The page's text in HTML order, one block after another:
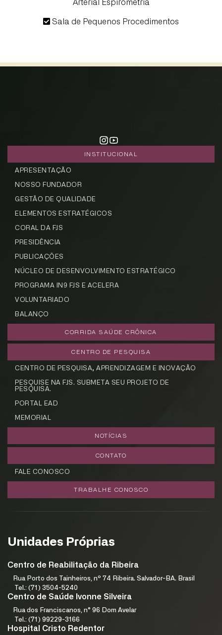
Arterial Espirometria
Sala de Pequenos Procedimentos
INSTITUCIONAL
APRESENTAÇÃO
NOSSO FUNDADOR
GESTÃO DE QUALIDADE
ELEMENTOS ESTRATÉGICOS
CORAL DA FJS
PRESIDÊNCIA
PUBLICAÇÕES
NÚCLEO DE DESENVOLVIMENTO ESTRATÉGICO
PROGRAMA IN9 FJS E ACELERA
VOLUNTARIADO
BALANÇO
CORRIDA SAÚDE CRÔNICA
CENTRO DE PESQUISA
CENTRO DE PESQUISA, APRENDIZAGEM E INOVAÇÃO
PESQUISE NA FJS. SUBMETA SEU PROJETO DE
PESQUISA.
PORTAL EAD
MEMORIAL
NOTÍCIAS
CONTATO
FALE CONOSCO
TRABALHE CONOSCO
Unidades Próprias
Centro de Reabilitação da Ribeira
Rua Porto dos Tainheiros, nº 74 Ribeira. Salvador-BA. Brasil
Tel.: (71) 3504-5240
Centro de Saúde Ivonne Silveira
Rua dos Franciscanos, n° 96 Dom Avelar
Tel.: (71) 99229-3166
Hospital Cristo Redentor
CADASTRE-SE
Silveira em seu e-mail.